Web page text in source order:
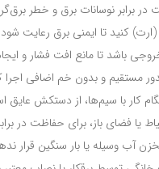
برابر نوسانات برق و خطر
کنید تا ایمنی برق رعایت
باشد تا مانع افت فشار و
مستقیم و بدون خم اضافی اجرا
کار با سیم‌ها، از دستکش عایق
فضای باز، برای حفاظت در
آب وسیله یا بار سنگین قرار